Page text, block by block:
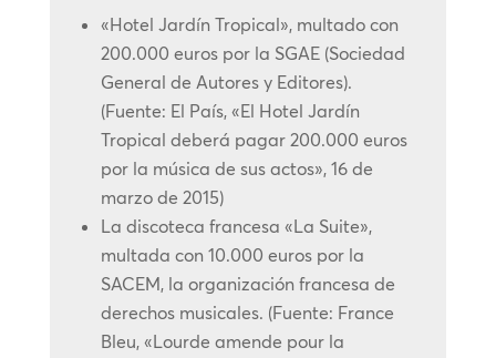
«Hotel Jardín Tropical», multado con
200.000 euros por la SGAE (Sociedad
General de Autores y Editores).
(Fuente: El País, «El Hotel Jardín
Tropical deberá pagar 200.000 euros
por la música de sus actos», 16 de
marzo de 2015)
La discoteca francesa «La Suite»,
multada con 10.000 euros por la
SACEM, la organización francesa de
derechos musicales. (Fuente: France
Bleu, «Lourde amende pour la